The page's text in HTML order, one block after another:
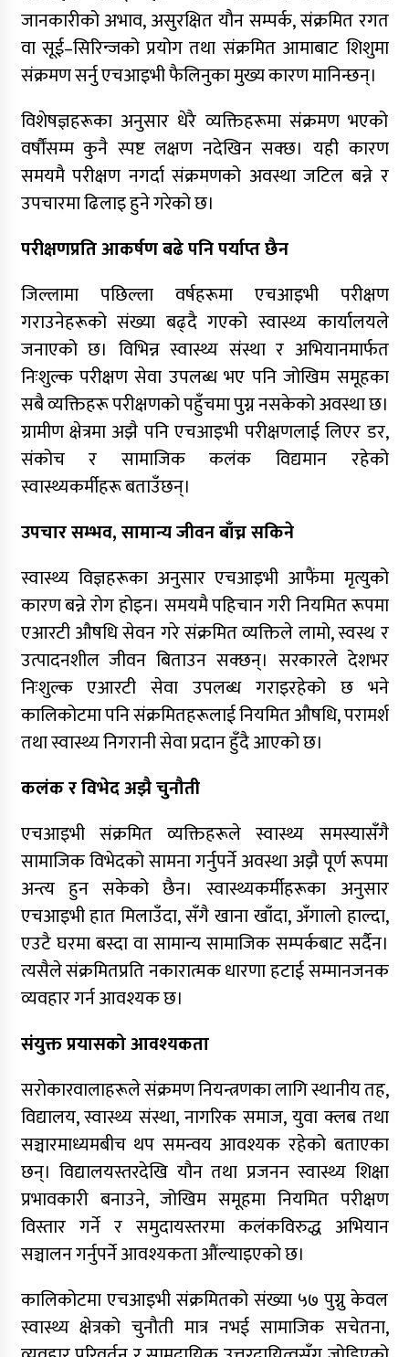
जानकारीको अभाव, असुरक्षित यौन सम्पर्क, संक्रमित रगत
वा सूई–सिरिन्जको प्रयोग तथा संक्रमित आमाबाट शिशुमा
संक्रमण सर्नु एचआइभी फैलिनुका मुख्य कारण मानिन्छन्।
विशेषज्ञहरूका अनुसार धेरै व्यक्तिहरूमा संक्रमण भएको
वर्षौंसम्म कुनै स्पष्ट लक्षण नदेखिन सक्छ। यही कारण
समयमै परीक्षण नगर्दा संक्रमणको अवस्था जटिल बन्ने र
उपचारमा ढिलाइ हुने गरेको छ।
परीक्षणप्रति आकर्षण बढे पनि पर्याप्त छैन
जिल्लामा पछिल्ला वर्षहरूमा एचआइभी परीक्षण
गराउनेहरूको संख्या बढ्दै गएको स्वास्थ्य कार्यालयले
जनाएको छ। विभिन्न स्वास्थ्य संस्था र अभियानमार्फत
निःशुल्क परीक्षण सेवा उपलब्ध भए पनि जोखिम समूहका
सबै व्यक्तिहरू परीक्षणको पहुँचमा पुग्न नसकेको अवस्था छ।
ग्रामीण क्षेत्रमा अझै पनि एचआइभी परीक्षणलाई लिएर डर,
संकोच र सामाजिक कलंक विद्यमान रहेको
स्वास्थ्यकर्मीहरू बताउँछन्।
उपचार सम्भव, सामान्य जीवन बाँच्न सकिने
स्वास्थ्य विज्ञहरूका अनुसार एचआइभी आफैंमा मृत्युको
कारण बन्ने रोग होइन। समयमै पहिचान गरी नियमित रूपमा
एआरटी औषधि सेवन गरे संक्रमित व्यक्तिले लामो, स्वस्थ र
उत्पादनशील जीवन बिताउन सक्छन्। सरकारले देशभर
निःशुल्क एआरटी सेवा उपलब्ध गराइरहेको छ भने
कालिकोटमा पनि संक्रमितहरूलाई नियमित औषधि, परामर्श
तथा स्वास्थ्य निगरानी सेवा प्रदान हुँदै आएको छ।
कलंक र विभेद अझै चुनौती
एचआइभी संक्रमित व्यक्तिहरूले स्वास्थ्य समस्यासँगै
सामाजिक विभेदको सामना गर्नुपर्ने अवस्था अझै पूर्ण रूपमा
अन्त्य हुन सकेको छैन। स्वास्थ्यकर्मीहरूका अनुसार
एचआइभी हात मिलाउँदा, सँगै खाना खाँदा, अँगालो हाल्दा,
एउटै घरमा बस्दा वा सामान्य सामाजिक सम्पर्कबाट सर्दैन।
त्यसैले संक्रमितप्रति नकारात्मक धारणा हटाई सम्मानजनक
व्यवहार गर्न आवश्यक छ।
संयुक्त प्रयासको आवश्यकता
सरोकारवालाहरूले संक्रमण नियन्त्रणका लागि स्थानीय तह,
विद्यालय, स्वास्थ्य संस्था, नागरिक समाज, युवा क्लब तथा
सञ्चारमाध्यमबीच थप समन्वय आवश्यक रहेको बताएका
छन्। विद्यालयस्तरदेखि यौन तथा प्रजनन स्वास्थ्य शिक्षा
प्रभावकारी बनाउने, जोखिम समूहमा नियमित परीक्षण
विस्तार गर्ने र समुदायस्तरमा कलंकविरुद्ध अभियान
सञ्चालन गर्नुपर्ने आवश्यकता औंल्याइएको छ।
कालिकोटमा एचआइभी संक्रमितको संख्या ५७ पुग्नु केवल
स्वास्थ्य क्षेत्रको चुनौती मात्र नभई सामाजिक सचेतना,